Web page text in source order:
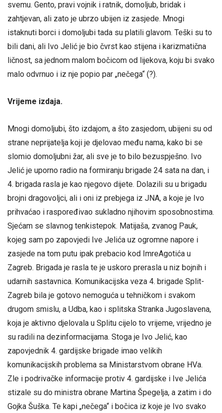
svemu. Gento, pravi vojnik i ratnik, domoljub, bridak i
zahtjevan, ali zato je ubrzo ubijen iz zasjede. Mnogi
istaknuti borci i domoljubi tada su platili glavom. Teški su to
bili dani, ali Ivo Jelić je bio čvrst kao stijena i karizmatična
ličnost, sa jednom malom bočicom od lijekova, koju bi svako
malo odvrnuo i iz nje popio par „nečega“ (?).
Vrijeme izdaja.
Mnogi domoljubi, što izdajom, a što zasjedom, ubijeni su od
strane neprijatelja koji je djelovao među nama, kako bi se
slomio domoljubni žar, ali sve je to bilo bezuspješno. Ivo
Jelić je uporno radio na formiranju brigade 24 sata na dan, i
4. brigada rasla je kao njegovo dijete. Dolazili su u brigadu
brojni dragovoljci, ali i oni iz prebjega iz JNA, a koje je Ivo
prihvaćao i raspoređivao sukladno njihovim sposobnostima.
Sjećam se slavnog tenkistepok. Matijaša, zvanog Pauk,
kojeg sam po zapovjedi Ive Jelića uz ogromne napore i
zasjede na tom putu ipak prebacio kod ImreAgotića u
Zagreb. Brigada je rasla te je uskoro prerasla u niz bojnih i
udarnih sastavnica. Komunikacijska veza 4. brigade Split-
Zagreb bila je gotovo nemoguća u tehničkom i svakom
drugom smislu, a Udba, kao i splitska Stranka Jugoslavena,
koja je aktivno djelovala u Splitu cijelo to vrijeme, vrijedno je
su radili na dezinformacijama. Stoga je Ivo Jelić, kao
zapovjednik 4. gardijske brigade imao velikih
komunikacijskih problema sa Ministarstvom obrane HVa.
Zle i podrivačke informacije protiv 4. gardijske i Ive Jelića
stizale su do ministra obrane Martina Špegelja, a zatim i do
Gojka Šuška. Te kapi „nečega“ i bočica iz koje je Ivo svako